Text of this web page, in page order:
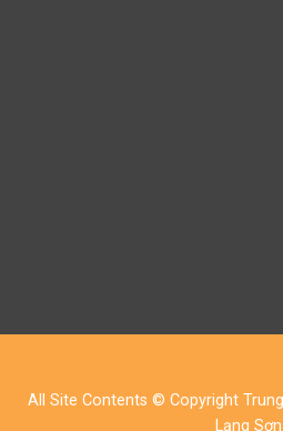
All Site Contents © Copyright
Lạng Sơn